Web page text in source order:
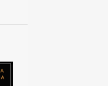
1